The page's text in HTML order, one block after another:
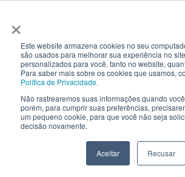
×
Este website armazena cookies no seu
são usados ​​para melhorar sua experiência no
personalizados para você, tanto no website,
Para saber mais sobre os cookies que usamos,
Política de Privacidade.
Não rastrearemos suas informações quando
porém, para cumprir suas preferências,
um pequeno cookie, para que você não seja
decisão novamente.
Aceitar Recusar
Tag:B2B